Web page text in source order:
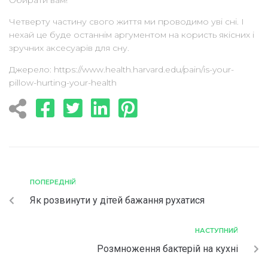
Четверту частину свого життя ми проводимо уві сні. І
нехай це буде останнім аргументом на користь якісних і
зручних аксесуарів для сну.
Джерело: https://www.health.harvard.edu/pain/is-your-
pillow-hurting-your-health
ПОПЕРЕДНІЙ
Як розвинути у дітей бажання рухатися
НАСТУПНИЙ
Розмноження бактерій на кухні